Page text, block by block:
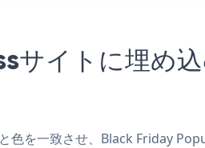
イトに埋め
色を一致させ、Black Friday